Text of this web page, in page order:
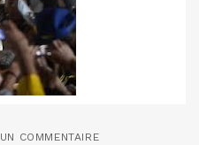
UN COMMENTAIRE